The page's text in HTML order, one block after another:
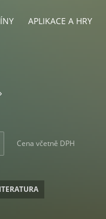
APLIKACE A HRY
Cena včetně DPH